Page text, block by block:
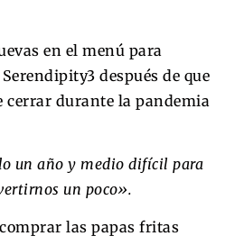
en el menú para
después de que
cerrar durante la pandemia
un año y medio difícil para
un poco».
las papas fritas